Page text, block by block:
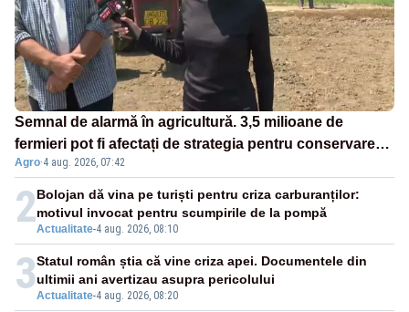
Semnal de alarmă în agricultură. 3,5 milioane de
fermieri pot fi afectați de strategia pentru conservarea
biodiversității
Agro·4 aug. 2026, 07:42
2Actualitate-4 aug. 2026, 08:10
Bolojan dă vina pe turiști pentru criza carburanților:
motivul invocat pentru scumpirile de la pompă
3Actualitate-4 aug. 2026, 08:20
Statul român știa că vine criza apei. Documentele din
ultimii ani avertizau asupra pericolului